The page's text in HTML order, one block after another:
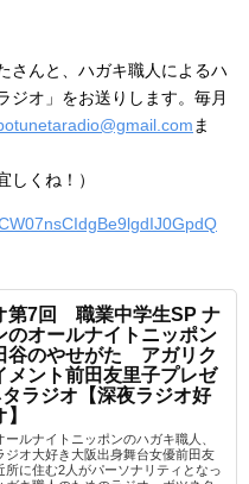
さんと、ハガキ職人によるハ
ジオ」をお送りします。毎月
ま
しくね！）
第7回 職業中学生SP ナ
のオールナイトニッポン
谷のやせがた アガリク
メント前田友里子プレゼ
ラジオ【深夜ラジオ好
ルナイトニッポンのハガキ職人、
ジオ大好き大阪出身舞台女優前田友
所に住む2人がパーソナリティとなっ